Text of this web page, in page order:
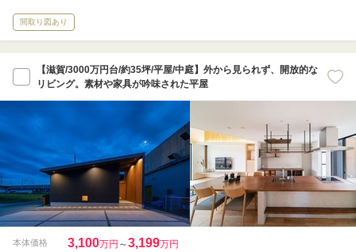
間取り図あり
【滋賀/3000万円台/約35坪/平屋/中庭】外から見られず、開放的な
リビング。素材や家具が吟味された平屋
本体価格 3,100万円 ～3,199万円